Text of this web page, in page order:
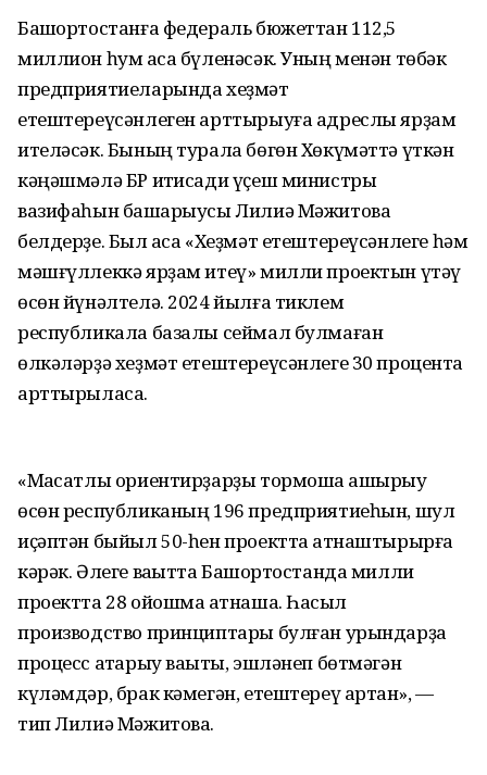
Башҡортостанға федераль бюжеттан 112,5
миллион һум аҡса бүленәсәк. Уның менән төбәк
предприятиеларында хеҙмәт
етештереүсәнлеген арттырыуға адреслы ярҙам
ителәсәк. Бының турала бөгөн Хөкүмәттә үткән
кәңәшмәлә БР иҡтисади үҫеш министры
вазифаһын башҡарыусы Лилиә Мәжитова
белдерҙе. Был аҡса «Хеҙмәт етештереүсәнлеге һәм
мәшғүллеккә ярҙам итеү» милли проектын үтәү
өсөн йүнәлтелә. 2024 йылға тиклем
республикала базалы сеймал булмаған
өлкәләрҙә хеҙмәт етештереүсәнлеге 30 процентҡа
арттырыласаҡ.
«Маҡсатлы ориентирҙарҙы тормошҡа ашырыу
өсөн республиканың 196 предприятиеһын, шул
иҫәптән быйыл 50-һен проектта ҡатнаштырырға
кәрәк. Әлеге ваҡытта Башҡортостанда милли
проектта 28 ойошма ҡатнаша. Һаҡсыл
производство принциптары булған урындарҙа
процесс атҡарыу ваҡыты, эшләнеп бөтмәгән
күләмдәр, брак кәмегән, етештереү артҡан», —
тип Лилиә Мәжитова.